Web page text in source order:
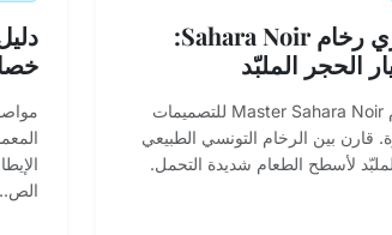
دليل مشتري رخام Sahara Noir:
الحجر الملبّد
مواصفات رخام Master Sahara Noir للتصميمات
قارن بين الرخام التونسي الطبيعي
لأسطح الطعام شديدة التحمل.